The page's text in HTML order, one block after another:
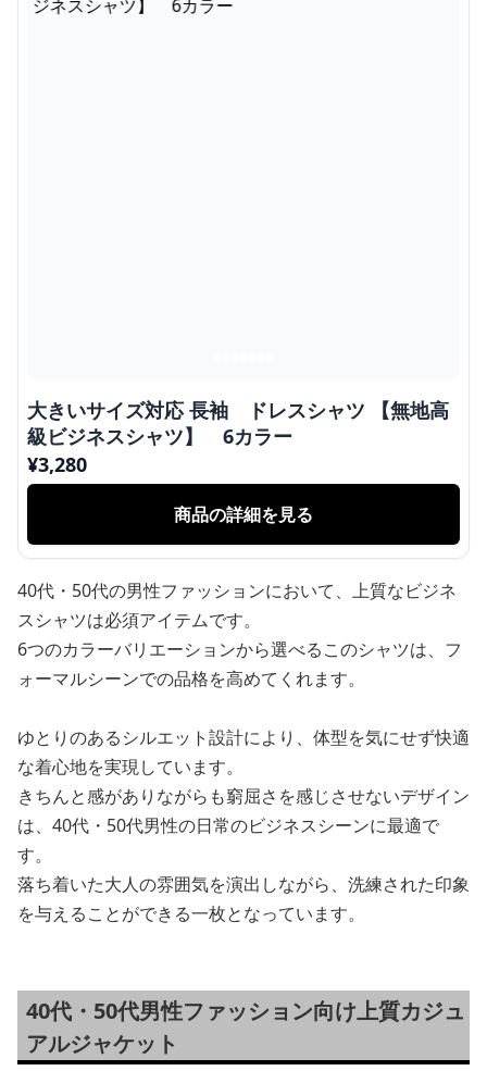
大きいサイズ対応 長袖 ドレスシャツ 【無地高
級ビジネスシャツ】 6カラー
¥3,280
商品の詳細を見る
40代・50代の男性ファッションにおいて、上質なビジネ
スシャツは必須アイテムです。
6つのカラーバリエーションから選べるこのシャツは、フ
ォーマルシーンでの品格を高めてくれます。
ゆとりのあるシルエット設計により、体型を気にせず快適
な着心地を実現しています。
きちんと感がありながらも窮屈さを感じさせないデザイン
は、40代・50代男性の日常のビジネスシーンに最適で
す。
落ち着いた大人の雰囲気を演出しながら、洗練された印象
を与えることができる一枚となっています。
40代・50代男性ファッション向け上質カジュ
アルジャケット